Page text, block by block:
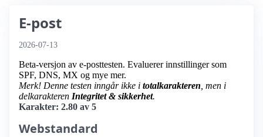
E-post
2026-07-13
Beta-versjon av e-posttesten. Evaluerer innstillinger som
SPF, DNS, MX og mye mer.
Merk! Denne testen inngår ikke i totalkarakteren , men i
delkarakteren Integritet & sikkerhet.
Karakter: 2.80 av 5
Webstandard